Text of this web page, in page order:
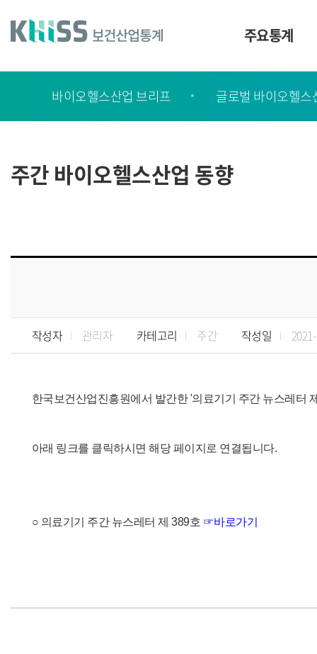
건
주요통계
서
간
행
바이오헬스산업 브리프 글로벌 바이오헬스
주간 바이오헬스산업 동향
작성자 관리자 카테고리 주간 작성일
한국보건산업진흥원에서 발간한 '의료기기 주간 뉴스레터
아래 링크를 클릭하시면 해당 페이지로 연결됩니다.
○ 의료기기 주간 뉴스레터 제 389호 ☞바로가기